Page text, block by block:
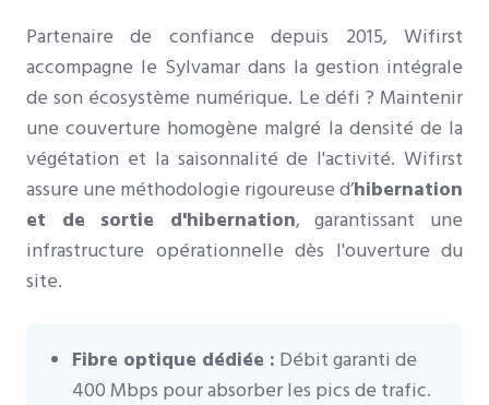
Partenaire de confiance depuis 2015, Wifirst
accompagne le Sylvamar dans la gestion intégrale
de son écosystème numérique. Le défi ? Maintenir
une couverture homogène malgré la densité de la
végétation et la saisonnalité de l'activité. Wifirst
assure une méthodologie rigoureuse d’hibernation
et de sortie d'hibernation, garantissant une
infrastructure opérationnelle dès l'ouverture du
site.
Fibre optique dédiée : Débit garanti de
400 Mbps pour absorber les pics de trafic.